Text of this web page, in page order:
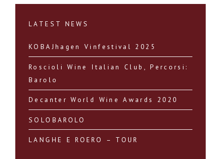
LATEST NEWS
KOBAJhagen Vinfestival 2025
Roscioli Wine Italian Club, Percorsi:
Barolo
Decanter World Wine Awards 2020
SOLOBAROLO
LANGHE E ROERO – TOUR